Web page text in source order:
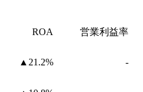
ROA 営業利益率
▲21.2% -